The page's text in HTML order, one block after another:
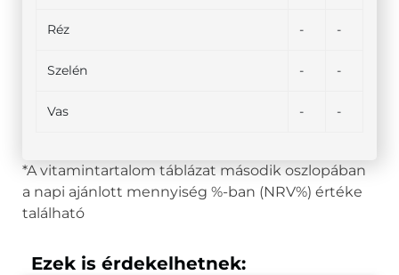
Réz - -
Szelén - -
Vas - -
*A vitamintartalom táblázat második oszlopában
a napi ajánlott mennyiség %-ban (NRV%) értéke
található
Ezek is érdekelhetnek: